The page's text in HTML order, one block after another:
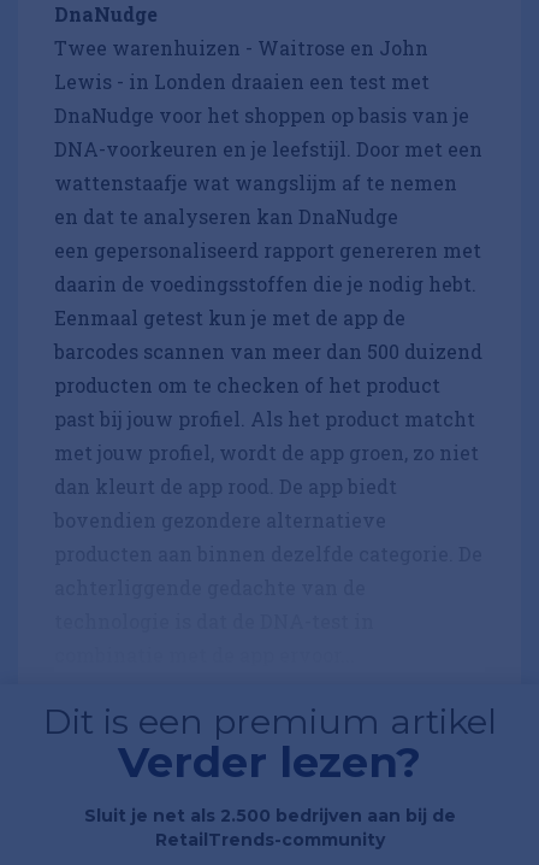
DnaNudge
Twee warenhuizen - Waitrose en John
Lewis - in Londen draaien een test met
DnaNudge voor het shoppen op basis van je
DNA-voorkeuren en je leefstijl. Door met een
wattenstaafje wat wangslijm af te nemen
en dat te analyseren kan DnaNudge
een gepersonaliseerd rapport genereren met
daarin de voedingsstoffen die je nodig hebt.
Eenmaal getest kun je met de app de
barcodes scannen van meer dan 500 duizend
producten om te checken of het product
past bij jouw profiel. Als het product matcht
met jouw profiel, wordt de app groen, zo niet
dan kleurt de app rood. De app biedt
Dit is een premium artikel
Verder lezen?
Sluit je net als 2.500 bedrijven aan bij de
RetailTrends-community